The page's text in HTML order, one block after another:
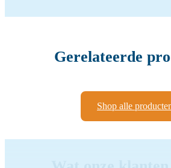
Gerelateerde
Shop alle